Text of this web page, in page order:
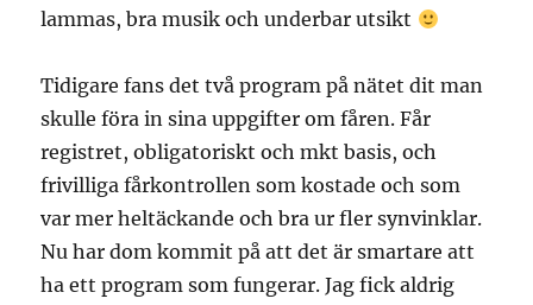
lammas, bra musik och underbar utsikt
Tidigare fans det två program på nätet dit man
skulle föra in sina uppgifter om fåren. Får
registret, obligatoriskt och mkt basis, och
frivilliga fårkontrollen som kostade och som
var mer heltäckande och bra ur fler synvinklar.
Nu har dom kommit på att det är smartare att
ha ett program som fungerar. Jag fick aldrig